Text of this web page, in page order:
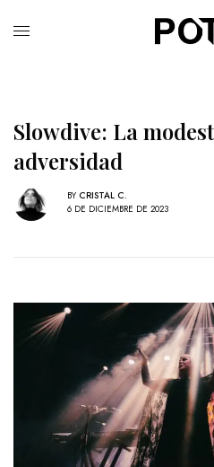
Slowdive: La
adversidad
BY CRISTAL C.
6 DE DICIEMBRE DE 2023